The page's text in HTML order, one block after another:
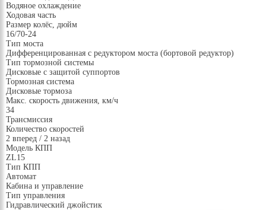
Водяное охлаждение
Ходовая часть
Размер колёс, дюйм
16/70-24
Тип моста
Дифференцированная с редуктором моста (бортовой редуктор)
Тип тормозной системы
Дисковые с защитой суппортов
Тормозная система
Дисковые тормоза
Макс. скорость движения, км/ч
34
Трансмиссия
Количество скоростей
2 вперед / 2 назад
Модель КПП
ZL15
Тип КПП
Автомат
Кабина и управление
Тип управления
Гидравлический джойстик